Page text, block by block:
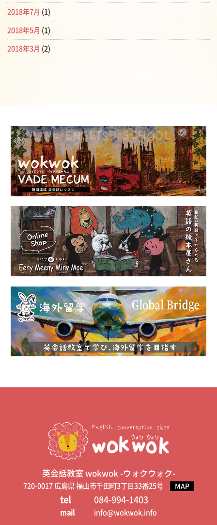
2018年7月 (1)
2018年5月 (1)
2018年3月 (2)
英会話教室 wokwok -ウォクウォク-
720-0017 広島県 福山市千田町3丁目33番25号 MAP
tel 084-994-1403
mail info@wokwok.info